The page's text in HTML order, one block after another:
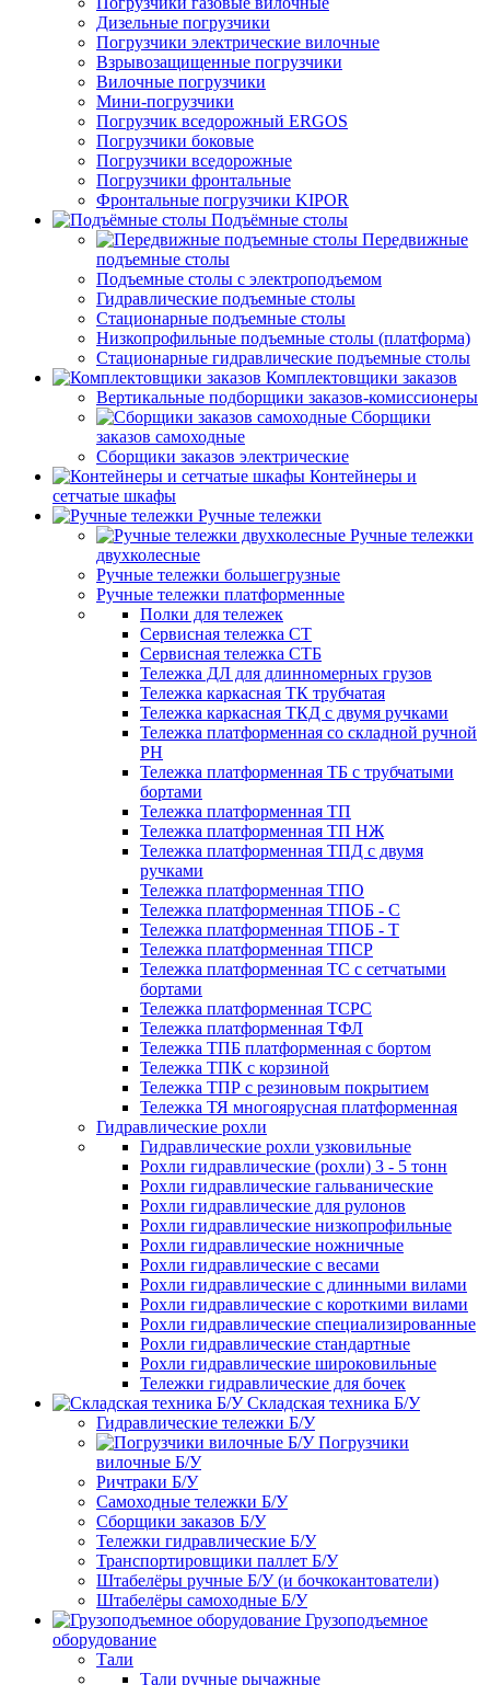
Дизельные погрузчики
Погрузчики электрические вилочные
Взрывозащищенные погрузчики
Вилочные погрузчики
Мини-погрузчики
Погрузчик вседорожный ERGOS
Погрузчики боковые
Погрузчики вседорожные
Погрузчики фронтальные
Фронтальные погрузчики KIPOR
Подъёмные столы
Передвижные
подъемные столы
Подъемные столы с электроподъемом
Гидравлические подъемные столы
Стационарные подъемные столы
Низкопрофильные подъемные столы (платформа)
Стационарные гидравлические подъемные столы
Комплектовщики заказов
Вертикальные подборщики заказов-комиссионеры
Сборщики
заказов самоходные
Сборщики заказов электрические
Контейнеры и
сетчатые шкафы
Ручные тележки
Ручные тележки
двухколесные
Ручные тележки большегрузные
Ручные тележки платформенные
Полки для тележек
Сервисная тележка СТ
Сервисная тележка СТБ
Тележка ДЛ для длинномерных грузов
Тележка каркасная ТК трубчатая
Тележка каркасная ТКД с двумя ручками
Тележка платформенная со складной ручной
PH
Тележка платформенная ТБ с трубчатыми
бортами
Тележка платформенная ТП
Тележка платформенная ТП НЖ
Тележка платформенная ТПД с двумя
ручками
Тележка платформенная ТПО
Тележка платформенная ТПОБ - С
Тележка платформенная ТПОБ - Т
Тележка платформенная ТПСР
Тележка платформенная ТС с сетчатыми
бортами
Тележка платформенная ТСРС
Тележка платформенная ТФЛ
Тележка ТПБ платформенная с бортом
Тележка ТПК с корзиной
Тележка ТПР с резиновым покрытием
Тележка ТЯ многоярусная платформенная
Гидравлические рохли
Гидравлические рохли узковильные
Рохли гидравлические (рохли) 3 - 5 тонн
Рохли гидравлические гальванические
Рохли гидравлические для рулонов
Рохли гидравлические низкопрофильные
Рохли гидравлические ножничные
Рохли гидравлические с весами
Рохли гидравлические с длинными вилами
Рохли гидравлические с короткими вилами
Рохли гидравлические специализированные
Рохли гидравлические стандартные
Рохли гидравлические широковильные
Тележки гидравлические для бочек
Складская техника Б/У
Гидравлические тележки Б/У
Погрузчики
вилочные Б/У
Ричтраки Б/У
Самоходные тележки Б/У
Сборщики заказов Б/У
Тележки гидравлические Б/У
Транспортировщики паллет Б/У
Штабелёры ручные Б/У (и бочкокантователи)
Штабелёры самоходные Б/У
Грузоподъемное
оборудование
Тали
Тали ручные рычажные